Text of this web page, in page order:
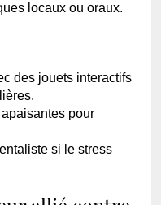
locaux ou oraux.
des jouets interactifs
pour
si le stress